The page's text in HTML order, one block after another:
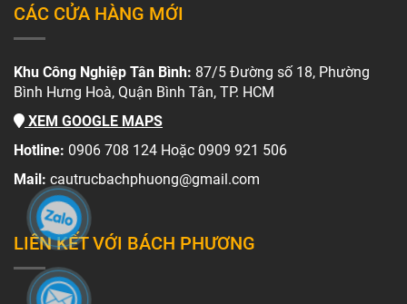
CÁC CỬA HÀNG MỚI
Khu Công Nghiệp Tân Bình: 87/5 Đường số 18, Phường
Bình Hưng Hoà, Quận Bình Tân, TP. HCM
XEM GOOGLE MAPS
Hotline: 0906 708 124 Hoặc 0909 921 506
Mail: cautrucbachphuong@gmail.com
LIÊN KẾT VỚI BÁCH PHƯƠNG